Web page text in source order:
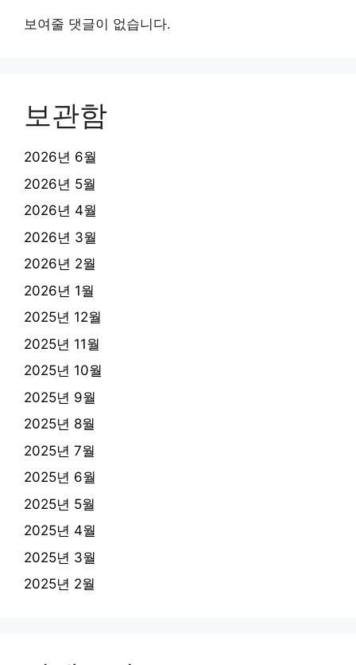
보여줄 댓글이 없습니다.
보관함
2026년 6월
2026년 5월
2026년 4월
2026년 3월
2026년 2월
2026년 1월
2025년 12월
2025년 11월
2025년 10월
2025년 9월
2025년 8월
2025년 7월
2025년 6월
2025년 5월
2025년 4월
2025년 3월
2025년 2월